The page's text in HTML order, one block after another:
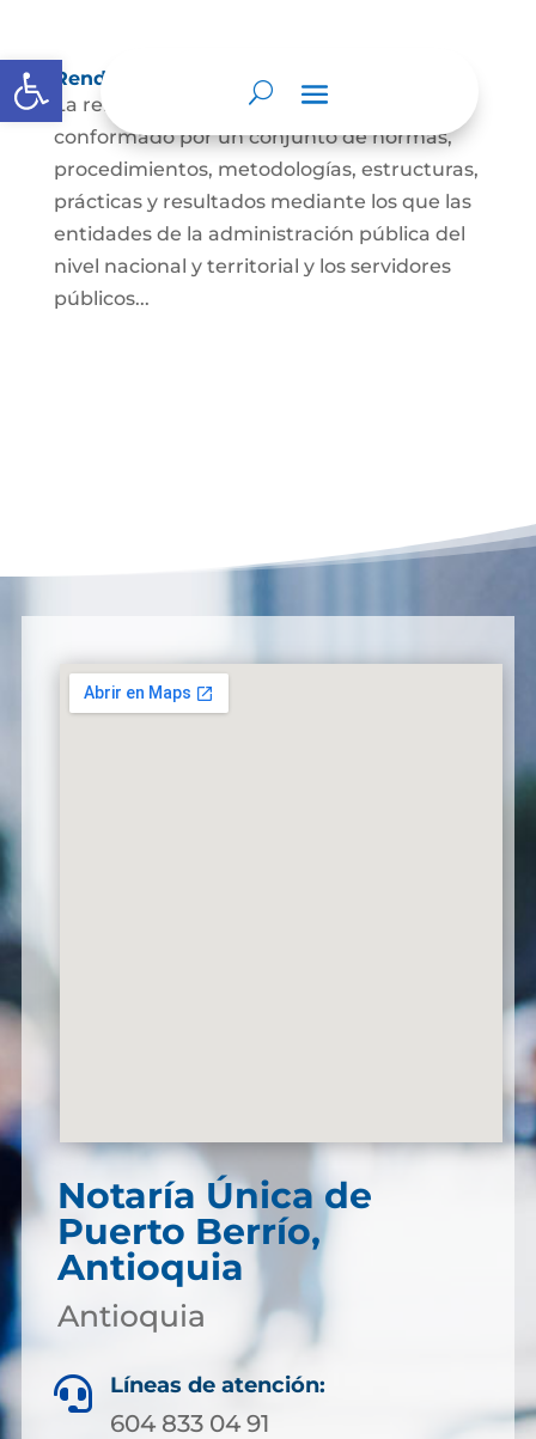
Abrir barra de herramientas
Rendición de cuentas
La rendición de cuentas es el proceso
conformado por un conjunto de normas,
procedimientos, metodologías, estructuras,
prácticas y resultados mediante los que las
entidades de la administración pública del
nivel nacional y territorial y los servidores
públicos...
Notaría Única de
Puerto Berrío,
Antioquia
Antioquia
 Líneas de atención:
604 833 04 91